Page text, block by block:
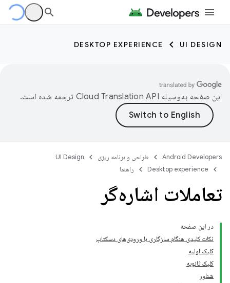
UI DESIGN
DESKTOP EXPERIENCE
این صفحه به‌وسیله ترجمه شده است.
Android Developers طراحی و برنامه ریزی
UI Design
Desktop experience
راهنما
تعاملات اشاره‌گر
در این صفحه
نکات کلیدی هنگام سازگاری با ورودی‌های دسکتاپ
کلیک اولیه
کلیک ثانویه
شناور